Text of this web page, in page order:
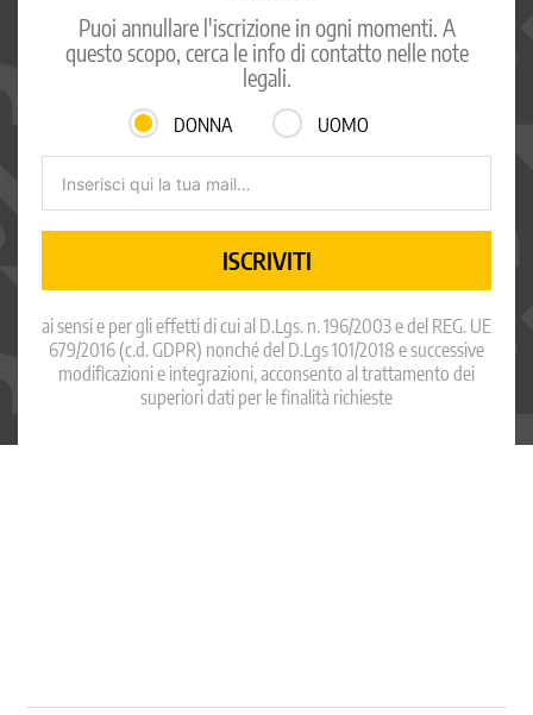
Puoi annullare l'iscrizione in ogni momenti. A
questo scopo, cerca le info di contatto nelle note
legali.
DONNA UOMO
ISCRIVITI
ai sensi e per gli effetti di cui al D.Lgs. n. 196/2003 e del REG. UE
679/2016 (c.d. GDPR) nonché del D.Lgs 101/2018 e successive
modificazioni e integrazioni, acconsento al trattamento dei
superiori dati per le finalità richieste